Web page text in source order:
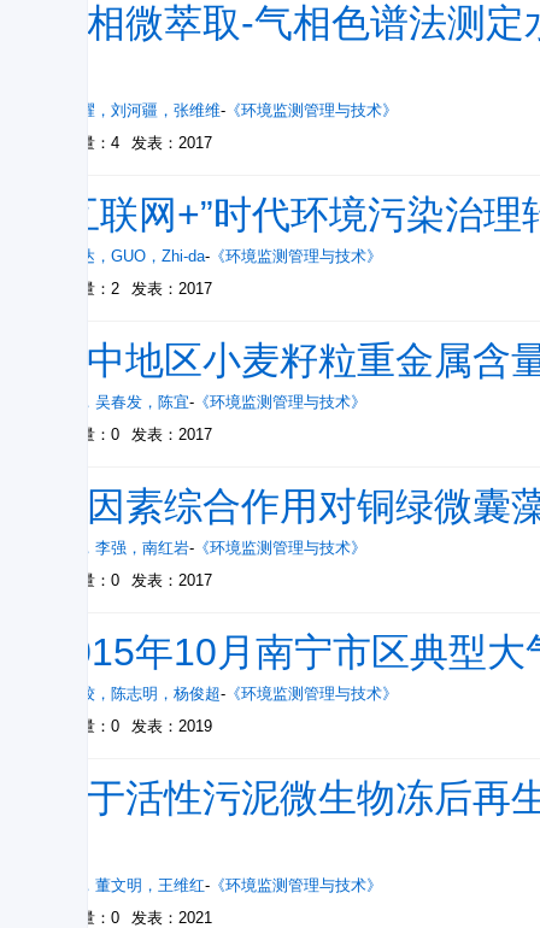
固相微萃取-气相色谱法测
钱宗耀 ， 刘河疆 ， 张维维- 《环境监测管理与技术》
被引量：4
发表：2017
“互联网+”时代环境污染治
郭志达 ， GUO ， Zhi-da- 《环境监测管理与技术》
被引量：2
发表：2017
苏中地区小麦籽粒重金属含
， 吴春发 ， 陈宜- 《环境监测管理与技术》
被引量：0
发表：2017
多因素综合作用对铜绿微囊
， 李强 ， 南红岩- 《环境监测管理与技术》
被引量：0
发表：2017
2015年10月南宁市区典型
李宏姣 ， 陈志明 ， 杨俊超- 《环境监测管理与技术》
被引量：0
发表：2019
基于活性污泥微生物冻后
， 董文明 ， 王维红- 《环境监测管理与技术》
被引量：0
发表：2021